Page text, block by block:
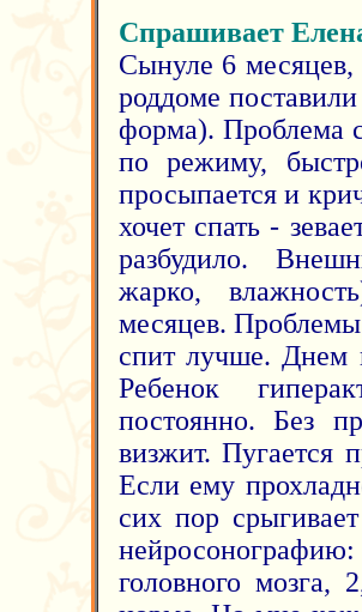
Спрашивает
Сынуле 6 месяцев,
роддоме
форма). Проблема
по режиму,
просыпается и
хочет спать -
разбудило.
жарко,
месяцев.
спит лучше. Днем
Ребенок
постоянно. Без
визжит. Пугается
Если ему
сих пор
головного